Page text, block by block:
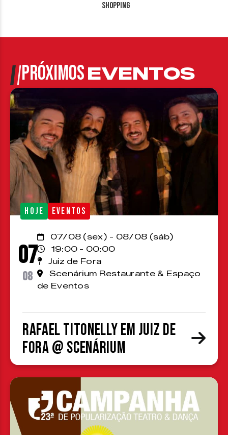
Shopping
PRÓXIMOSEVENTOS
HOJE EVENTOS
07
08
07/08 (sex) - 08/08 (sáb)
19:00 - 00:00
Juiz de Fora
Scenárium Restaurante & Espaço
de Eventos
Rafael Titonelly em Juiz de
Fora @ Scenárium